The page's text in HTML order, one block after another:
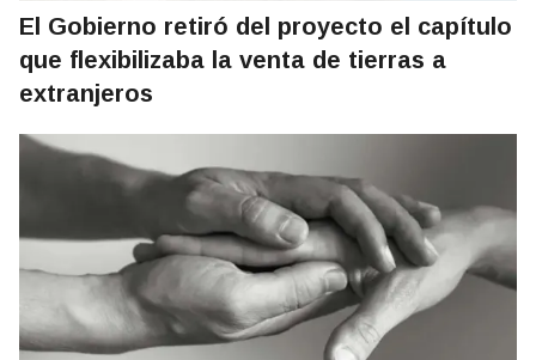
El Gobierno retiró del proyecto el capítulo
que flexibilizaba la venta de tierras a
extranjeros